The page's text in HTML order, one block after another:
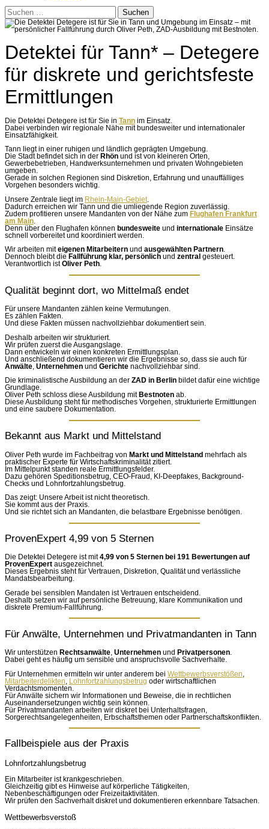
Suchen
nach:
Detektei für Tann* – Detegere
für diskrete und gerichtsfeste
Ermittlungen
Die Detektei Detegere ist für Sie in Tann im Einsatz.
Dabei verbinden wir regionale Nähe mit bundesweiter und internationaler
Einsatzfähigkeit.
Tann liegt in einer ruhigen und ländlich geprägten Umgebung.
Die Stadt befindet sich in der Rhön und ist von kleineren Orten,
Gewerbebetrieben, Handwerksunternehmen und privaten Wohngebieten
umgeben.
Gerade in solchen Regionen sind Diskretion, Erfahrung und unauffälliges
Vorgehen besonders wichtig.
Unsere Zentrale liegt im Rhein-Main-Gebiet
Dadurch erreichen wir Tann und die umliegende Region zuverlässig.
Zudem profitieren unsere Mandanten von der Nähe zum Flughafen Frankfurt
am Main
Denn über den Flughafen können bundesweite und internationale Einsätze
schnell vorbereitet und koordiniert werden.
Wir arbeiten miteigenen Mitarbeitern und ausgewählten Partnern
Dennoch bleibt die Fallführung klar, persönlich und zentral gesteuert.
Verantwortlich istOliver Peth
Qualität beginnt dort, wo Mittelmaß endet
Für unsere Mandanten zählen keine Vermutungen.
Es zählen Fakten.
Und diese Fakten müssen nachvollziehbar dokumentiert sein.
Deshalb arbeiten wir strukturiert.
Wir prüfen zuerst die Ausgangslage.
Dann entwickeln wir einen konkreten Ermittlungsplan.
Und anschließend dokumentieren wir die Ergebnisse so, dass sie auch für
Anwälte Unternehmen und Gerichte nachvollziehbar sind.
Die kriminalistische Ausbildung an der ZAD in Berlin bildet dafür eine wichtige
Grundlage.
Oliver Peth schloss diese Ausbildung mit Bestnoten ab.
Diese Ausbildung steht für methodisches Vorgehen, strukturierte Ermittlungen
und eine saubere Dokumentation.
Bekannt aus Markt und Mittelstand
Oliver Peth wurde im Fachbeitrag von Markt und Mittelstand mehrfach als
praktischer Experte für Wirtschaftskriminalität zitiert.
Im Mittelpunkt standen reale Ermittlungsfelder.
Dazu gehören Speditionsbetrug, CEO-Fraud, KI-Deepfakes, Background-
Checks und Lohnfortzahlungsbetrug.
Das zeigt: Unsere Arbeit ist nicht theoretisch.
Sie kommt aus der Praxis.
Und sie richtet sich an Mandanten, die belastbare Ergebnisse benötigen.
ProvenExpert 4,99 von 5 Sternen
Die Detektei Detegere ist mit4,99 von 5 Sternen bei 191 Bewertungen auf
ProvenExpert ausgezeichnet.
Dieses Ergebnis steht für Vertrauen, Diskretion, Qualität und verlässliche
Mandatsbearbeitung.
Gerade bei sensiblen Mandaten ist Vertrauen entscheidend.
Deshalb setzen wir auf persönliche Betreuung, klare Kommunikation und
diskrete Premium-Fallführung.
Für Anwälte, Unternehmen und Privatmandanten in Tann
Wir unterstützen Rechtsanwälte Unternehmen und Privatpersonen
Dabei geht es häufig um sensible und anspruchsvolle Sachverhalte.
Für Unternehmen ermitteln wir unter anderem bei Wettbewerbsverstößen
Mitarbeiterdelikten
Lohnfortzahlungsbetrug oder wirtschaftlichen
Verdachtsmomenten.
Für Anwälte sichern wir Informationen und Beweise, die in rechtlichen
Auseinandersetzungen wichtig sein können.
Für Privatmandanten arbeiten wir diskret bei Unterhaltsfragen,
Sorgerechtsangelegenheiten, Erbschaftsthemen oder Partnerschaftskonflikten.
Fallbeispiele aus der Praxis
Lohnfortzahlungsbetrug
Ein Mitarbeiter ist krankgeschrieben.
Gleichzeitig gibt es Hinweise auf körperliche Tätigkeiten,
Nebenbeschäftigungen oder Freizeitaktivitäten.
Wir prüfen den Sachverhalt diskret und dokumentieren erkennbare Tatsachen.
Wettbewerbsverstoß